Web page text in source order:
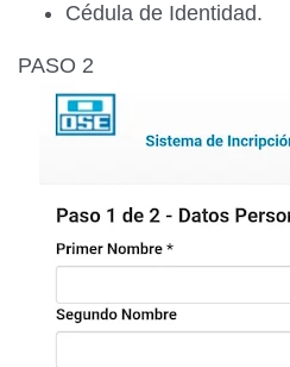
Cédula de Identidad.
PASO 2